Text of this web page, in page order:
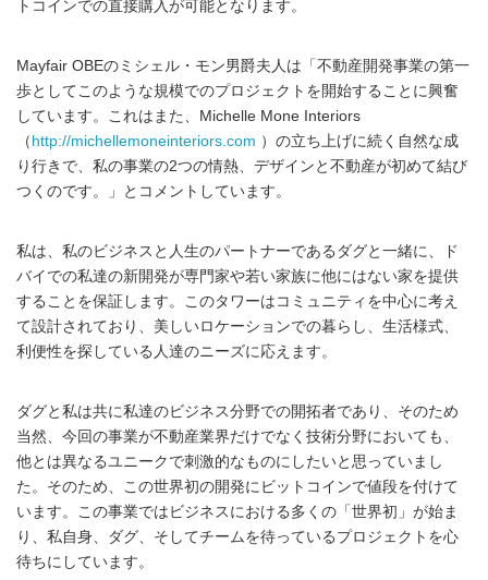
トコインでの直接購入が可能となります。
Mayfair OBEのミシェル・モン男爵夫人は「不動産開発事業の第一
歩としてこのような規模でのプロジェクトを開始することに興奮
しています。これはまた、Michelle Mone Interiors
（ http://michellemoneinteriors.com ）の立ち上げに続く自然な成
り行きで、私の事業の2つの情熱、デザインと不動産が初めて結び
つくのです。」とコメントしています。
私は、私のビジネスと人生のパートナーであるダグと一緒に、ド
バイでの私達の新開発が専門家や若い家族に他にはない家を提供
することを保証します。このタワーはコミュニティを中心に考え
て設計されており、美しいロケーションでの暮らし、生活様式、
利便性を探している人達のニーズに応えます。
ダグと私は共に私達のビジネス分野での開拓者であり、そのため
当然、今回の事業が不動産業界だけでなく技術分野においても、
他とは異なるユニークで刺激的なものにしたいと思っていまし
た。そのため、この世界初の開発にビットコインで値段を付けて
います。この事業ではビジネスにおける多くの「世界初」が始ま
り、私自身、ダグ、そしてチームを待っているプロジェクトを心
待ちにしています。